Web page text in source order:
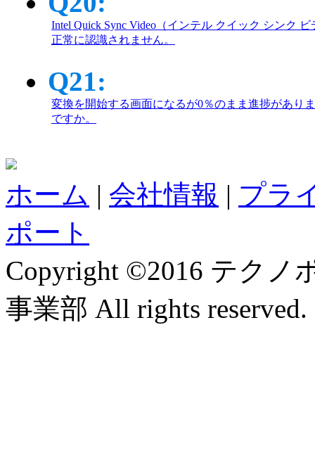
Intel Quick Sync Video（インテル クイック シンク
正常に認識されません。
Q21:
変換を開始する画面になるが0％のまま進捗があり
ですか。
ホーム | 会社情報 | プラ
ポート
Copyright ©2016 テクノ
事業部 All rights reserved.